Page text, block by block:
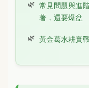
常見問題與進
著，還要爆盆
黃金葛水耕實